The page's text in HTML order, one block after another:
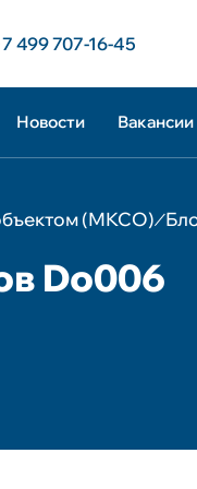
499 707-16-45
Новости Вакансии
О
Каталог
(МКСО)
Do006